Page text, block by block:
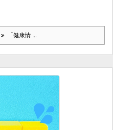
「健康情 ...